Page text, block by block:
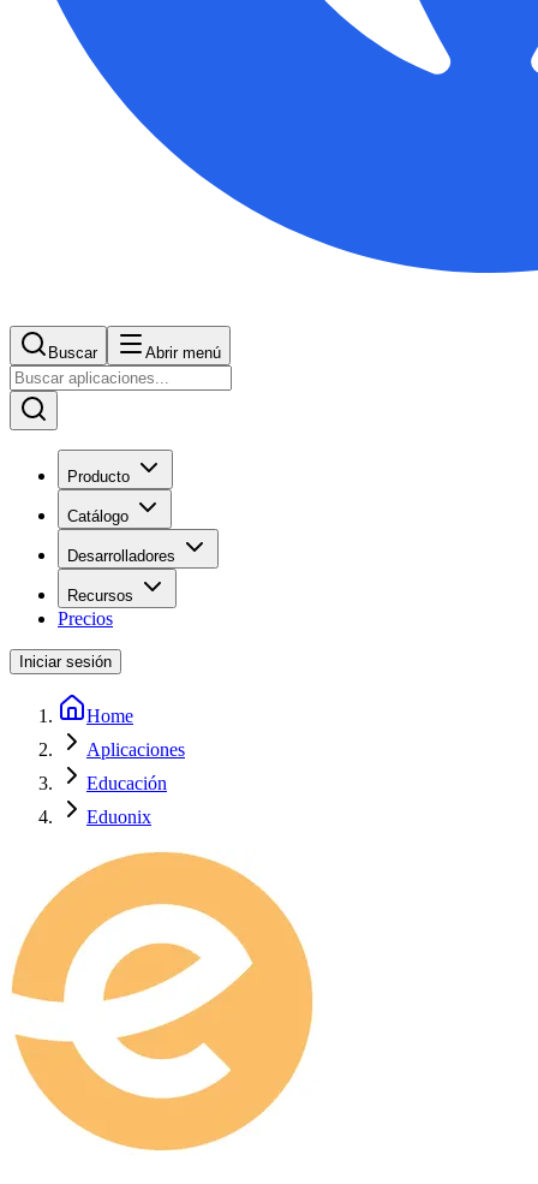
Buscar Abrir menú
Producto
Catálogo
Desarrolladores
Recursos
Precios
Iniciar sesión
Home
Aplicaciones
Educación
Eduonix